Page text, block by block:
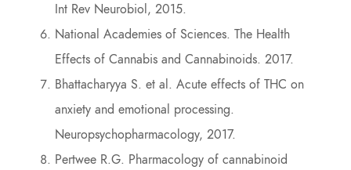
Int Rev Neurobiol, 2015.
National Academies of Sciences. The Health
Effects of Cannabis and Cannabinoids. 2017.
Bhattacharyya S. et al. Acute effects of THC on
anxiety and emotional processing.
Neuropsychopharmacology, 2017.
Pertwee R.G. Pharmacology of cannabinoid